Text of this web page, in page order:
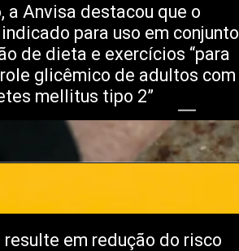
a Anvisa destacou que o
para uso em conjunto
de dieta e exercícios “para
glicêmico de adultos com
mellitus tipo 2”
resulte em redução do risco